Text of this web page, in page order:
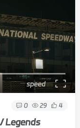
speed
0 29 4
Legends